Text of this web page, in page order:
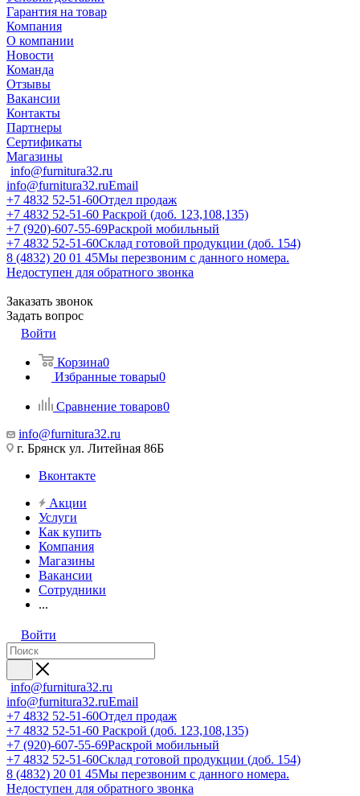
Гарантия на товар
Компания
О компании
Новости
Команда
Отзывы
Вакансии
Контакты
Партнеры
Сертификаты
Магазины
info@furnitura32.ru
info@furnitura32.ruEmail
+7 4832 52-51-60Отдел продаж
+7 4832 52-51-60 Раскрой (доб. 123,108,135)
+7 (920)-607-55-69Раскрой мобильный
+7 4832 52-51-60Склад готовой продукции (доб. 154)
8 (4832) 20 01 45Мы перезвоним с данного номера.
Недоступен для обратного звонка
Заказать звонок
Задать вопрос
Войти
Корзина0
Избранные товары0
Сравнение товаров0
info@furnitura32.ru
г. Брянск ул. Литейная 86Б
Вконтакте
Акции
Услуги
Как купить
Компания
Магазины
Вакансии
Сотрудники
...
Войти
info@furnitura32.ru
info@furnitura32.ruEmail
+7 4832 52-51-60Отдел продаж
+7 4832 52-51-60 Раскрой (доб. 123,108,135)
+7 (920)-607-55-69Раскрой мобильный
+7 4832 52-51-60Склад готовой продукции (доб. 154)
8 (4832) 20 01 45Мы перезвоним с данного номера.
Недоступен для обратного звонка